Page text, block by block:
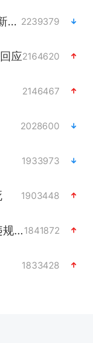
“电影+”如何激发千亿级消费新活力？ 2239379
应2164620
2146467
2028600
1933973
1903448
广东雷州通报特教老师招聘违规事件1841872
1833428